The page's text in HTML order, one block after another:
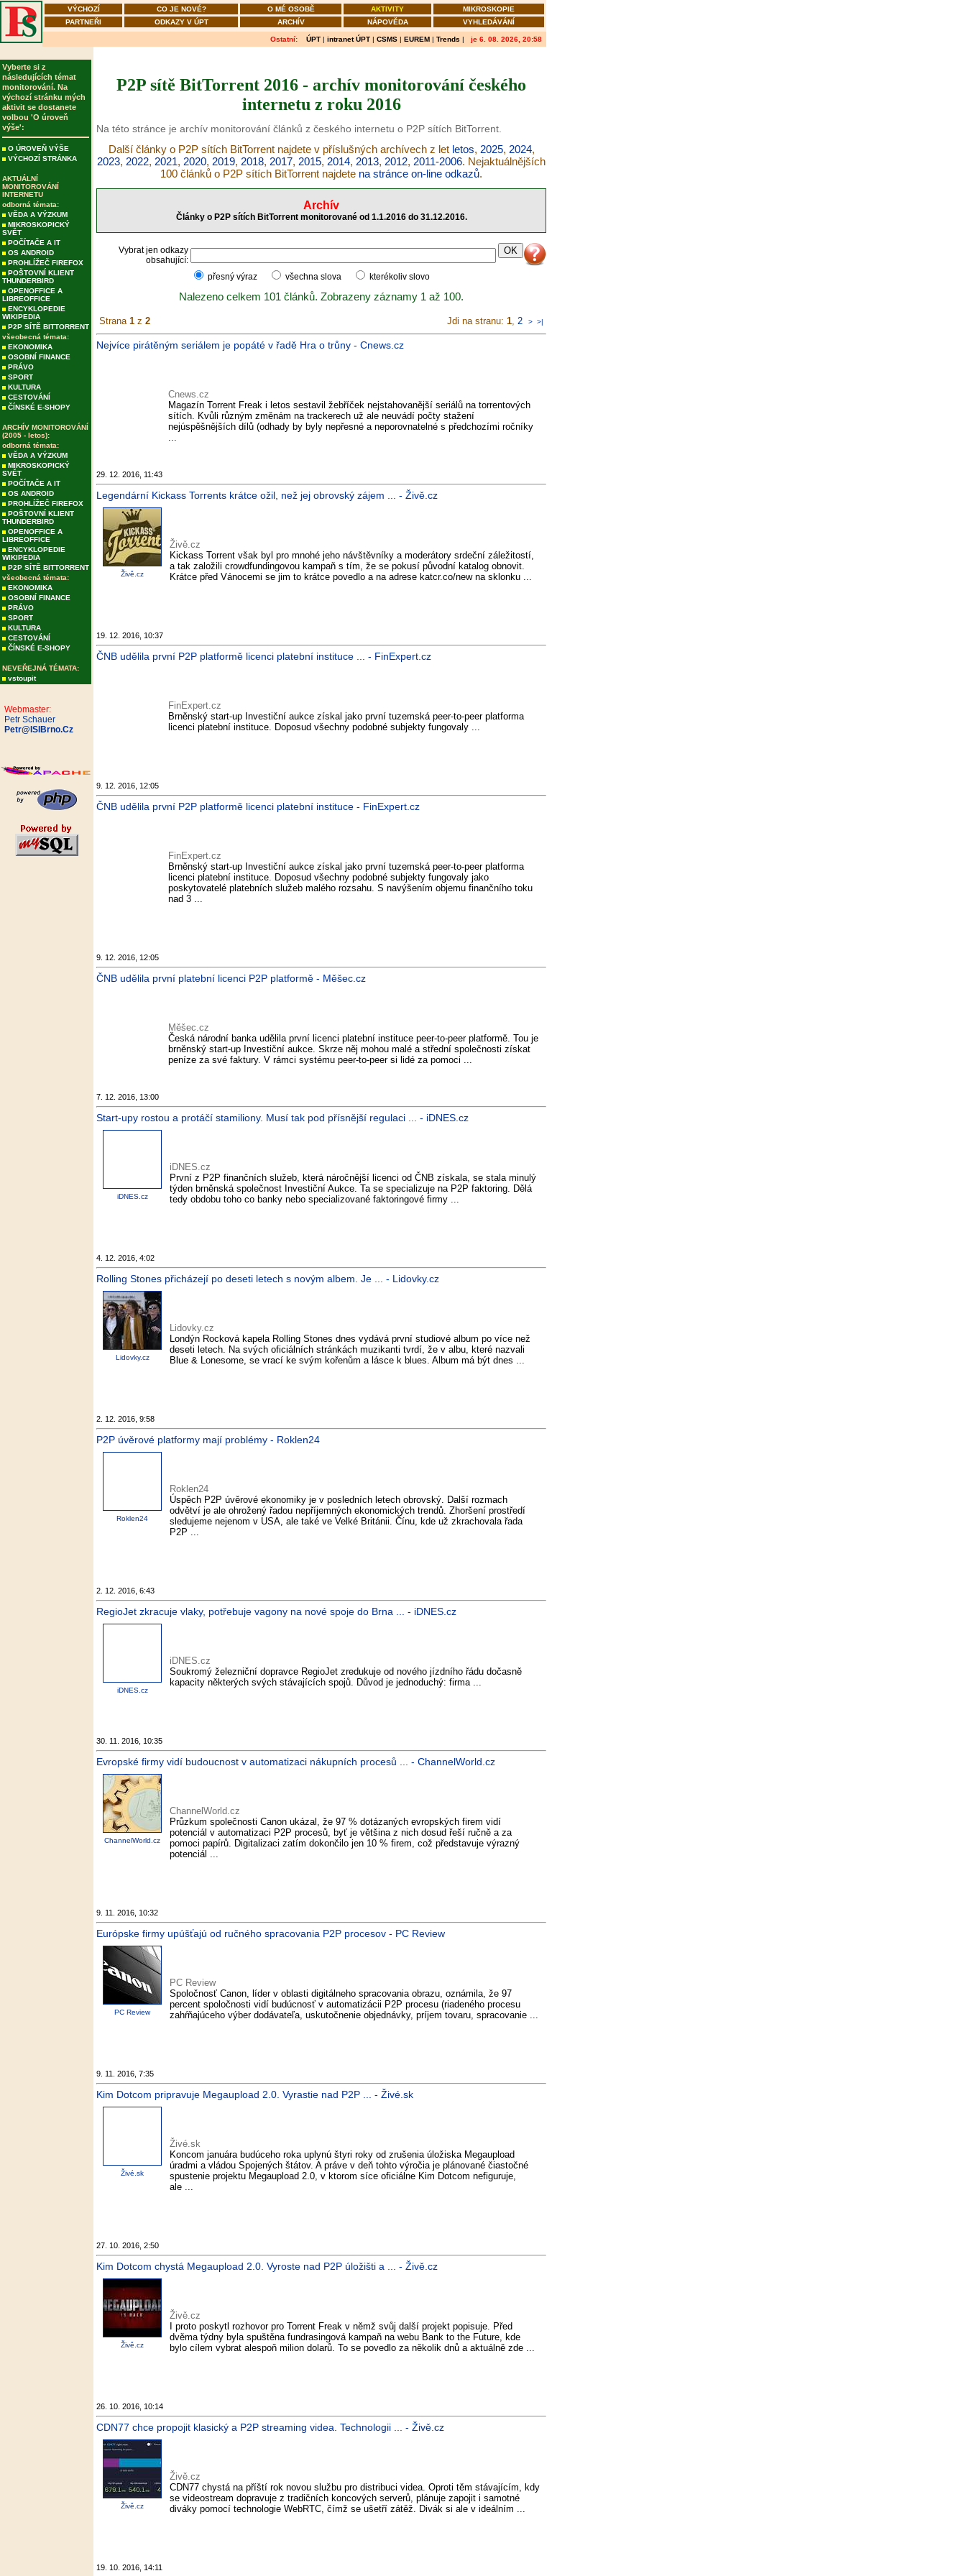
VÝCHOZÍ CO JE NOVÉ? O MÉ OSOBĚ AKTIVITY
MIKROSKOPIE
PARTNEŘI
ODKAZY V ÚPT ARCHÍV NÁPOVĚDA VYHLEDÁVÁNÍ
Ostatní: ÚPT | intranet ÚPT | CSMS | EUREM | Trends | je 6. 08. 2026, 20:58
Vyberte si z
následujících témat
monitorování. Na
výchozí stránku mých
aktivit se dostanete
volbou 'O úroveň
výše':
O ÚROVEŇ VÝŠE
VÝCHOZÍ STRÁNKA
AKTUÁLNÍ
MONITOROVÁNÍ
INTERNETU
odborná témata:
VĚDA A VÝZKUM
MIKROSKOPICKÝ
SVĚT
POČÍTAČE A IT
OS ANDROID
PROHLÍŽEČ FIREFOX
POŠTOVNÍ KLIENT
THUNDERBIRD
OPENOFFICE A
LIBREOFFICE
ENCYKLOPEDIE
WIKIPEDIA
P2P SÍTĚ BITTORRENT
všeobecná témata:
EKONOMIKA
OSOBNÍ FINANCE
PRÁVO
SPORT
KULTURA
CESTOVÁNÍ
ČÍNSKÉ E-SHOPY
ARCHÍV MONITOROVÁNÍ
(2005 - letos):
odborná témata:
VĚDA A VÝZKUM
MIKROSKOPICKÝ
SVĚT
POČÍTAČE A IT
OS ANDROID
PROHLÍŽEČ FIREFOX
POŠTOVNÍ KLIENT
THUNDERBIRD
OPENOFFICE A
LIBREOFFICE
ENCYKLOPEDIE
WIKIPEDIA
P2P SÍTĚ BITTORRENT
všeobecná témata:
EKONOMIKA
OSOBNÍ FINANCE
PRÁVO
SPORT
KULTURA
CESTOVÁNÍ
ČÍNSKÉ E-SHOPY
NEVEŘEJNÁ TÉMATA:
vstoupit
Webmaster:
Petr Schauer
Petr@ISIBrno.Cz
P2P sítě BitTorrent 2016 - archív monitorování českého
internetu z roku 2016
Na této stránce je archív monitorování článků z českého internetu o P2P sítích BitTorrent.
Další články o P2P sítích BitTorrent najdete v příslušných archívech z let letos, 2025, 2024,
2023, 2022, 2021, 2020, 2019, 2018, 2017, 2015, 2014, 2013, 2012, 2011-2006. Nejaktuálnějších
100 článků o P2P sítích BitTorrent najdete na stránce on-line odkazů.
Archív
Články o P2P sítích BitTorrent monitorované od 1.1.2016 do 31.12.2016.
Vybrat jen odkazy
obsahující:
přesný výraz
všechna slova kterékoliv slovo
Nalezeno celkem 101 článků. Zobrazeny záznamy 1 až 100.
Strana 1 z 2 Jdi na stranu: 1, 2 > >|
Nejvíce pirátěným seriálem je popáté v řadě Hra o trůny - Cnews.cz
Cnews.cz
Magazín Torrent Freak i letos sestavil žebříček nejstahovanější seriálů na torrentových
sítích. Kvůli různým změnám na trackerech už ale neuvádí počty stažení
nejúspěšnějších dílů (odhady by byly nepřesné a neporovnatelné s předchozími ročníky
...
29. 12. 2016, 11:43
Legendární Kickass Torrents krátce ožil, než jej obrovský zájem ... - Živě.cz
Živě.cz
Živě.cz
Kickass Torrent však byl pro mnohé jeho návštěvníky a moderátory srdeční záležitostí,
a tak založili crowdfundingovou kampaň s tím, že se pokusí původní katalog obnovit.
Krátce před Vánocemi se jim to krátce povedlo a na adrese katcr.co/new na sklonku ...
19. 12. 2016, 10:37
ČNB udělila první P2P platformě licenci platební instituce ... - FinExpert.cz
FinExpert.cz
Brněnský start-up Investiční aukce získal jako první tuzemská peer-to-peer platforma
licenci platební instituce. Doposud všechny podobné subjekty fungovaly ...
9. 12. 2016, 12:05
ČNB udělila první P2P platformě licenci platební instituce - FinExpert.cz
FinExpert.cz
Brněnský start-up Investiční aukce získal jako první tuzemská peer-to-peer platforma
licenci platební instituce. Doposud všechny podobné subjekty fungovaly jako
poskytovatelé platebních služeb malého rozsahu. S navýšením objemu finančního toku
nad 3 ...
9. 12. 2016, 12:05
ČNB udělila první platební licenci P2P platformě - Měšec.cz
Měšec.cz
Česká národní banka udělila první licenci platební instituce peer-to-peer platformě. Tou je
brněnský start-up Investiční aukce. Skrze něj mohou malé a střední společnosti získat
peníze za své faktury. V rámci systému peer-to-peer si lidé za pomoci ...
7. 12. 2016, 13:00
Start-upy rostou a protáčí stamiliony. Musí tak pod přísnější regulaci ... - iDNES.cz
iDNES.cz
iDNES.cz
První z P2P finančních služeb, která náročnější licenci od ČNB získala, se stala minulý
týden brněnská společnost Investiční Aukce. Ta se specializuje na P2P faktoring. Dělá
tedy obdobu toho co banky nebo specializované faktoringové firmy ...
4. 12. 2016, 4:02
Rolling Stones přicházejí po deseti letech s novým albem. Je ... - Lidovky.cz
Lidovky.cz
Lidovky.cz
Londýn Rocková kapela Rolling Stones dnes vydává první studiové album po více než
deseti letech. Na svých oficiálních stránkách muzikanti tvrdí, že v albu, které nazvali
Blue & Lonesome, se vrací ke svým kořenům a lásce k blues. Album má být dnes ...
2. 12. 2016, 9:58
P2P úvěrové platformy mají problémy - Roklen24
Roklen24
Roklen24
Úspěch P2P úvěrové ekonomiky je v posledních letech obrovský. Další rozmach
odvětví je ale ohrožený řadou nepříjemných ekonomických trendů. Zhoršení prostředí
sledujeme nejenom v USA, ale také ve Velké Británii. Čínu, kde už zkrachovala řada
P2P ...
2. 12. 2016, 6:43
RegioJet zkracuje vlaky, potřebuje vagony na nové spoje do Brna ... - iDNES.cz
iDNES.cz
iDNES.cz
Soukromý železniční dopravce RegioJet zredukuje od nového jízdního řádu dočasně
kapacity některých svých stávajících spojů. Důvod je jednoduchý: firma ...
30. 11. 2016, 10:35
Evropské firmy vidí budoucnost v automatizaci nákupních procesů ... - ChannelWorld.cz
ChannelWorld.cz
ChannelWorld.cz
Průzkum společnosti Canon ukázal, že 97 % dotázaných evropských firem vidí
potenciál v automatizaci P2P procesů, byť je většina z nich dosud řeší ručně a za
pomoci papírů. Digitalizaci zatím dokončilo jen 10 % firem, což představuje výrazný
potenciál ...
9. 11. 2016, 10:32
Európske firmy upúšťajú od ručného spracovania P2P procesov - PC Review
PC Review
PC Review
Spoločnosť Canon, líder v oblasti digitálneho spracovania obrazu, oznámila, že 97
percent spoločnosti vidí budúcnosť v automatizácii P2P procesu (riadeného procesu
zahŕňajúceho výber dodávateľa, uskutočnenie objednávky, príjem tovaru, spracovanie ...
9. 11. 2016, 7:35
Kim Dotcom pripravuje Megaupload 2.0. Vyrastie nad P2P ... - Živé.sk
Živé.sk
Živé.sk
Koncom januára budúceho roka uplynú štyri roky od zrušenia úložiska Megaupload
úradmi a vládou Spojených štátov. A práve v deň tohto výročia je plánované čiastočné
spustenie projektu Megaupload 2.0, v ktorom síce oficiálne Kim Dotcom nefiguruje,
ale ...
27. 10. 2016, 2:50
Kim Dotcom chystá Megaupload 2.0. Vyroste nad P2P úložišti a ... - Živě.cz
Živě.cz
Živě.cz
I proto poskytl rozhovor pro Torrent Freak v němž svůj další projekt popisuje. Před
dvěma týdny byla spuštěna fundrasingová kampaň na webu Bank to the Future, kde
bylo cílem vybrat alespoň milion dolarů. To se povedlo za několik dnů a aktuálně zde ...
26. 10. 2016, 10:14
CDN77 chce propojit klasický a P2P streaming videa. Technologii ... - Živě.cz
Živě.cz
Živě.cz
CDN77 chystá na příští rok novou službu pro distribuci videa. Oproti těm stávajícím, kdy
se videostream dopravuje z tradičních koncových serverů, plánuje zapojit i samotné
diváky pomocí technologie WebRTC, čímž se ušetří zátěž. Divák si ale v ideálním ...
19. 10. 2016, 14:11